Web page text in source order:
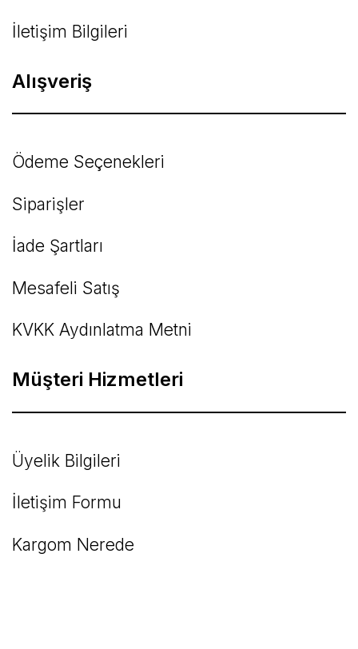
İletişim Bilgileri
Alışveriş
Ödeme Seçenekleri
Siparişler
İade Şartları
Mesafeli Satış
KVKK Aydınlatma Metni
Müşteri Hizmetleri
Üyelik Bilgileri
İletişim Formu
Kargom Nerede